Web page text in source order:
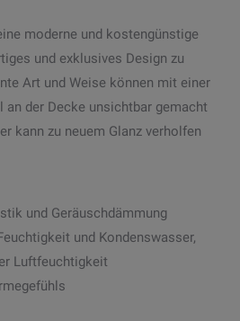
moderne und kostengünstige
und exklusives Design zu
Art und Weise können mit einer
an der Decke unsichtbar gemacht
kann zu neuem Glanz verholfen
und Geräuschdämmung
und Kondenswasser,
Luftfeuchtigkeit